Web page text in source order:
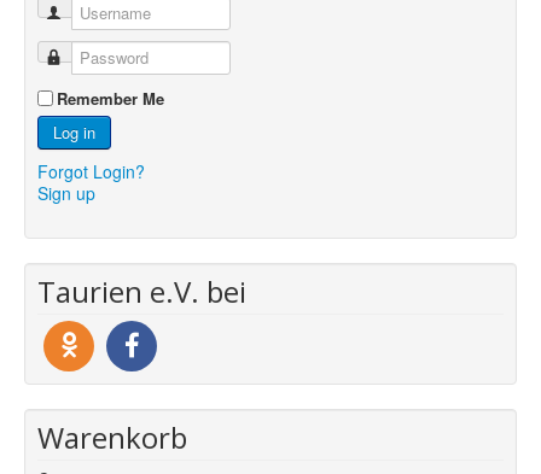
Remember Me
Log in
Forgot Login?
Sign up
Taurien e.V. bei
Warenkorb